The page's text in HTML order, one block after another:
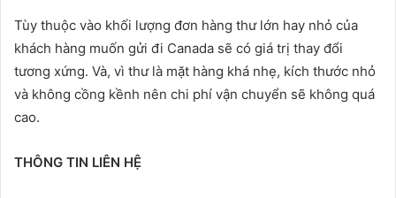
Tùy thuộc vào khối lượng đơn hàng thư lớn hay nhỏ của
khách hàng muốn gửi đi Canada sẽ có giá trị thay đổi
tương xứng. Và, vì thư là mặt hàng khá nhẹ, kích thước nhỏ
và không cồng kềnh nên chi phí vận chuyển sẽ không quá
cao.
THÔNG TIN LIÊN HỆ